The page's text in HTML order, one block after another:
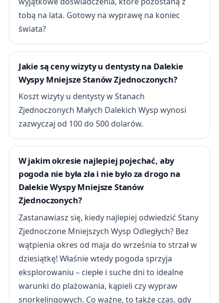
tobą na lata. Gotowy na wyprawę na koniec
świata?
Jakie są ceny wizyty u dentysty na Dalekie
Wyspy Mniejsze Stanów Zjednoczonych?
Koszt wizyty u dentysty w Stanach
Zjednoczonych Małych Dalekich Wysp wynosi
zazwyczaj od 100 do 500 dolarów.
W jakim okresie najlepiej pojechać, aby
pogoda nie była zła i nie było za drogo na
Dalekie Wyspy Mniejsze Stanów
Zjednoczonych?
Zastanawiasz się, kiedy najlepiej odwiedzić Stany
Zjednoczone Mniejszych Wysp Odległych? Bez
wątpienia okres od maja do września to strzał w
dziesiątkę! Właśnie wtedy pogoda sprzyja
eksplorowaniu – ciepłe i suche dni to idealne
warunki do plażowania, kąpieli czy wypraw
snorkelingowych. Co ważne, to także czas, gdy